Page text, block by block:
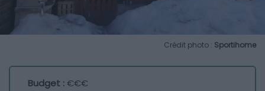
Crédit photo : Sportihome
Budget :€€€